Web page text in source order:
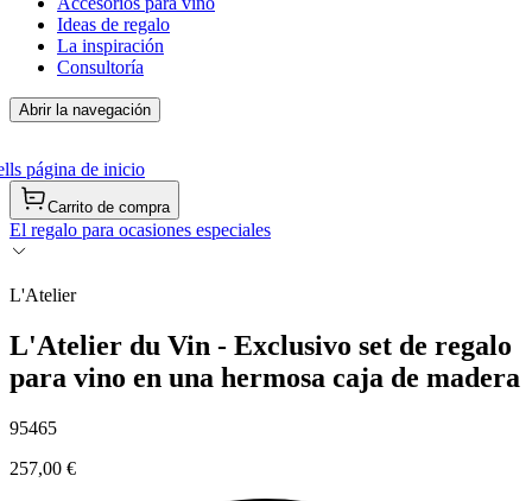
Ideas de regalo
La inspiración
Consultoría
Abrir la navegación
página de inicio
Carrito de compra
El regalo para ocasiones especiales
L'Atelier
L'Atelier du Vin - Exclusivo set de regalo
para vino en una hermosa caja de madera
95465
257,00 €